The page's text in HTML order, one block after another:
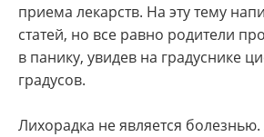
приема лекарств. На эту тему
статей, но все равно родители
в панику, увидев на градуснике
градусов.
Лихорадка не является